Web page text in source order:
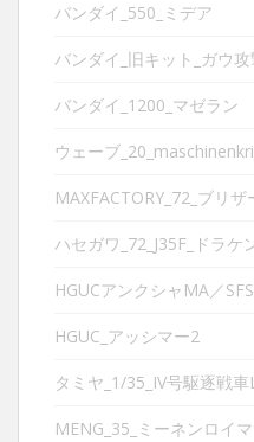
バンダイ_550_ミデア
バンダイ_旧キット_ガウ
バンダイ_1200_マゼラン
ウェーブ
MAXFACTORY_72_ブリ
ハセガワ_72_J35F_ドラケ
HGUCアンクシャMA／
HGUC_アッシマー2
タミヤ_1/35_IV号駆逐戦
MENG_35_ミーネンロイ